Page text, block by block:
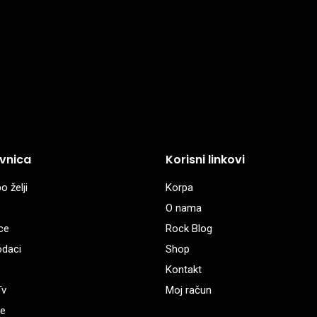
želji
Korisni linkovi
Korpa
O nama
Rock Blog
Shop
Kontakt
Moj račun